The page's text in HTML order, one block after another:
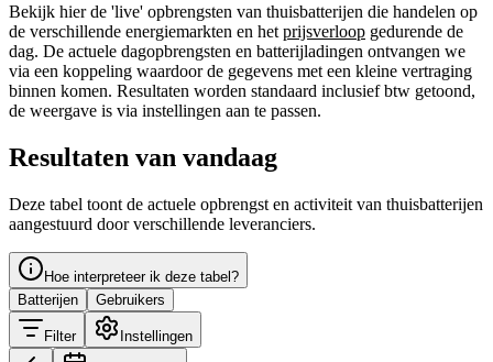
Bekijk hier de 'live' opbrengsten van thuisbatterijen die handelen op
de verschillende energiemarkten en het prijsverloop gedurende de
dag. De actuele dagopbrengsten en batterijladingen ontvangen we
via een koppeling waardoor de gegevens met een kleine vertraging
binnen komen. Resultaten worden standaard inclusief btw getoond,
de weergave is via instellingen aan te passen.
Resultaten van vandaag
Deze tabel toont de actuele opbrengst en activiteit van thuisbatterijen
aangestuurd door verschillende leveranciers.
Hoe interpreteer ik deze tabel?
Batterijen
Gebruikers
Filter Instellingen